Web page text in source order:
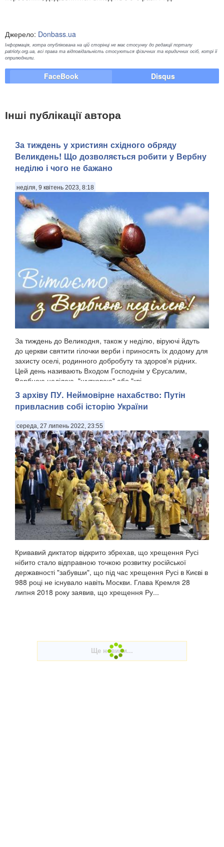
Джерело: Donbass.ua
Інформація, котра опублікована на цій сторінці не має стосунку до редакції порталу
patrioty.org.ua, всі права та відповідальність стосуються фізичних та юридичних осіб, котрі її
оприлюднили.
FaceBook Disqus
Інші публікації автора
За тиждень у християн східного обряду
Великдень! Що дозволяється робити у Вербну
неділю і чого не бажано
неділя, 9 квітень 2023, 8:18
За тиждень до Великодня, також у неділю, віруючі йдуть
до церкви святити гілочки верби і приносять їх додому для
захисту оселі, родинного добробуту та здоров'я рідних.
Цей день називають Входом Господнім у Єрусалим,
Вербною неділею, "шутковою" або "кві...
З архіву ПУ. Неймовірне нахабство: Путін
привласнив собі історію України
середа, 27 липень 2022, 23:55
Кривавий диктатор відкрито збрехав, що хрещення Русі
нібито стало відправною точкою розвитку російської
державності "забувши", що під час хрещення Русі в Києві в
988 році не існувало навіть Москви. Глава Кремля 28
липня 2018 року заявив, що хрещення Ру...